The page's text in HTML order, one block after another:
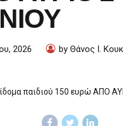
2026
by Θάνος Ι.
παιδιού 150 ευρώ ΑΠΟ